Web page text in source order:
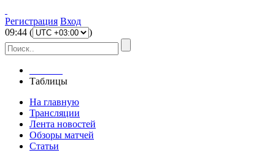
Регистрация Вход
09:44 ( )
Таблицы
На главную
Трансляции
Лента новостей
Обзоры матчей
Статьи